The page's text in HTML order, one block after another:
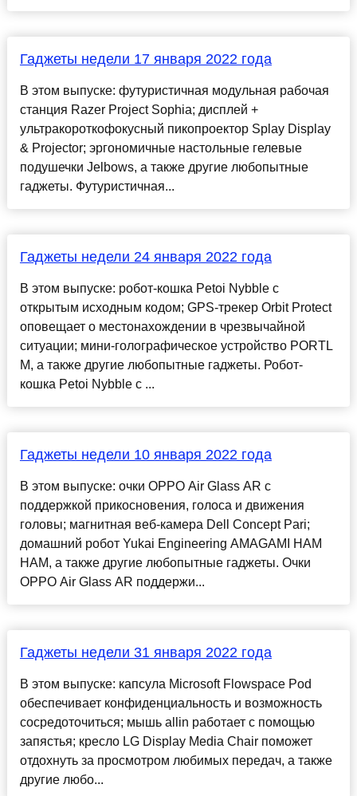
Гаджеты недели 17 января 2022 года
В этом выпуске: футуристичная модульная рабочая
станция Razer Project Sophia; дисплей +
ультракороткофокусный пикопроектор Splay Display
& Projector; эргономичные настольные гелевые
подушечки Jelbows, а также другие любопытные
гаджеты. Футуристичная...
Гаджеты недели 24 января 2022 года
В этом выпуске: робот-кошка Petoi Nybble с
открытым исходным кодом; GPS-трекер Orbit Protect
оповещает о местонахождении в чрезвычайной
ситуации; мини-голографическое устройство PORTL
M, а также другие любопытные гаджеты. Робот-
кошка Petoi Nybble с ...
Гаджеты недели 10 января 2022 года
В этом выпуске: очки OPPO Air Glass AR с
поддержкой прикосновения, голоса и движения
головы; магнитная веб-камера Dell Concept Pari;
домашний робот Yukai Engineering AMAGAMI HAM
HAM, а также другие любопытные гаджеты. Очки
OPPO Air Glass AR поддержи...
Гаджеты недели 31 января 2022 года
В этом выпуске: капсула Microsoft Flowspace Pod
обеспечивает конфиденциальность и возможность
сосредоточиться; мышь allin работает с помощью
запястья; кресло LG Display Media Chair поможет
отдохнуть за просмотром любимых передач, а также
другие любо...